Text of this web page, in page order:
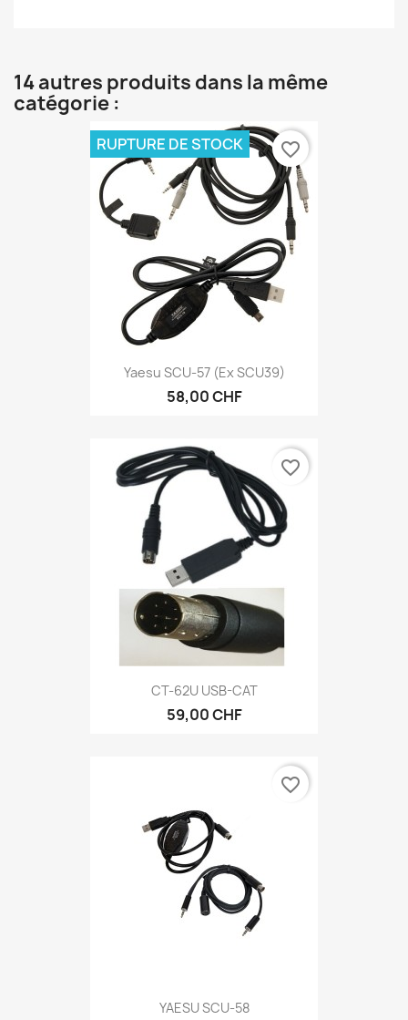
14 autres produits dans la même
catégorie :
Yaesu SCU-57 (ex SCU39)
58,00 CHF
RUPTURE DE STOCK favorite_border
CT-62U USB-CAT
59,00 CHF
favorite_border
YAESU SCU-58
favorite_border